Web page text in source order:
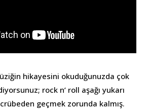
hikayesini okuduğunuzda çok
rock n’ roll aşağı yukarı
geçmek zorunda kalmış.